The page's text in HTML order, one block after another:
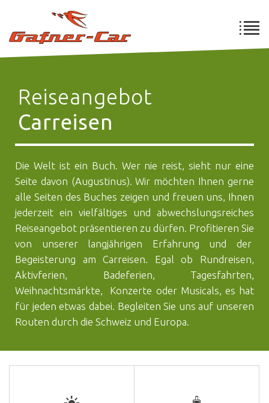
Reiseangebot
Carreisen
Die Welt ist ein Buch. Wer nie reist, sieht nur eine
Seite davon (Augustinus). Wir möchten Ihnen gerne
alle Seiten des Buches zeigen und freuen uns, Ihnen
jederzeit ein vielfältiges und abwechslungsreiches
Reiseangebot präsentieren zu dürfen. Profitieren Sie
von unserer langjährigen Erfahrung und der
Begeisterung am Carreisen. Egal ob Rundreisen,
Aktivferien, Badeferien, Tagesfahrten,
Weihnachtsmärkte, Konzerte oder Musicals, es hat
für jeden etwas dabei. Begleiten Sie uns auf unseren
Routen durch die Schweiz und Europa.